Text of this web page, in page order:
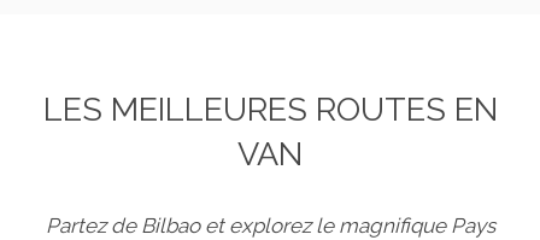
LES MEILLEURES ROUTES EN
VAN
Partez de Bilbao et explorez le magnifique Pays